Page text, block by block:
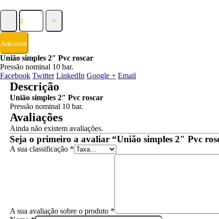
- +
Adicionar
União simples 2″ Pvc roscar
Pressão nominal 10 bar.
Facebook Twitter LinkedIn Google + Email
Descrição
União simples 2″ Pvc roscar
Pressão nominal 10 bar.
Avaliações
Ainda não existem avaliações.
Seja o primeiro a avaliar “União simples 2″ Pvc
A sua classificação *
A sua avaliação sobre o produto *